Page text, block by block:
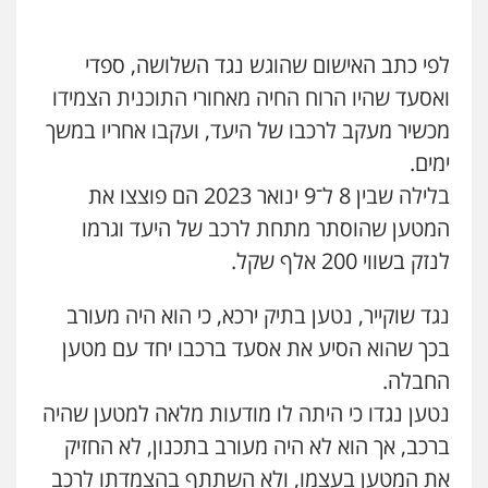
פלילי כלכלי פשיעה חמורה מעצרים
וחקירות
0525199949
פלילי פשיעה חמורה צווארון לבן מעצרים
0543326767
פלילי פשיעה חמורה סמים עורכי דין לענייני
אסירים תעבורה
0506984757
עו"ד אתנה אדרי
פשיעה חמורה כלכלי פלילי מעצרים
וחקירות עורכי דין לענייני אסירים
0502181995
לפי כתב האישום שהוגש נגד השלושה, ספדי
ואסעד שהיו הרוח החיה מאחורי התוכנית הצמידו
מכשיר מעקב לרכבו של היעד, ועקבו אחריו במשך
ימים.
בלילה שבין 8 ל־9 ינואר 2023 הם פוצצו את
המטען שהוסתר מתחת לרכב של היעד וגרמו
לנזק בשווי 200 אלף שקל.
נגד שוקייר, נטען בתיק ירכא, כי הוא היה מעורב
בכך שהוא הסיע את אסעד ברכבו יחד עם מטען
החבלה.
נטען נגדו כי היתה לו מודעות מלאה למטען שהיה
ברכב, אך הוא לא היה מעורב בתכנון, לא החזיק
את המטען בעצמו, ולא השתתף בהצמדתו לרכב